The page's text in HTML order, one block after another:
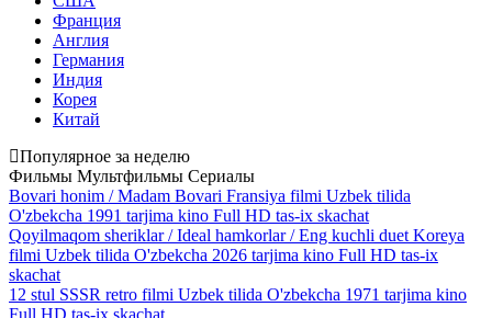
Франция
Англия
Германия
Индия
Корея
Китай
Популярное за неделю
Фильмы Мультфильмы Сериалы
Bovari honim / Madam Bovari Fransiya filmi Uzbek tilida
O'zbekcha 1991 tarjima kino Full HD tas-ix skachat
Qoyilmaqom sheriklar / Ideal hamkorlar / Eng kuchli duet Koreya
filmi Uzbek tilida O'zbekcha 2026 tarjima kino Full HD tas-ix
skachat
12 stul SSSR retro filmi Uzbek tilida O'zbekcha 1971 tarjima kino
Full HD tas-ix skachat